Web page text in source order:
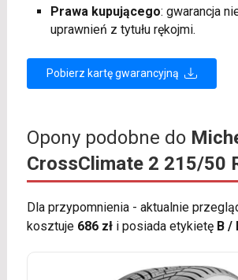
Prawa kupującego: gwarancja
uprawnień z tytułu rękojmi.
Pobierz kartę gwarancyjną
Opony podobne do
CrossClimate 2 215/50
Dla przypomnienia - aktualnie
kosztuje 686 złi posiada etykietę B /